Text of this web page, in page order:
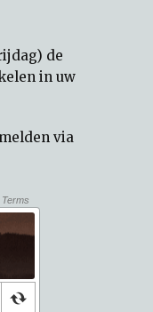
de
in uw
via